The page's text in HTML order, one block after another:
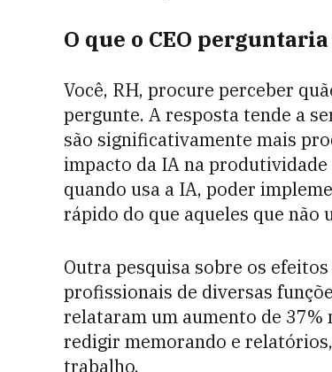
O que o CEO perguntaria
Você, RH, procure perceber
pergunte. A resposta tende a
são significativamente mais
impacto da IA na
quando usa a IA, poder
rápido do que aqueles que não
Outra pesquisa sobre os
profissionais de diversas
relataram um aumento de 37%
redigir memorando e
trabalho.